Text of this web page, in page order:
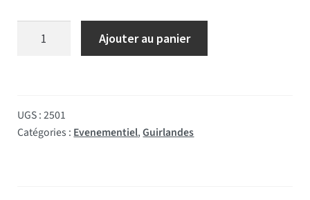
quantité de Guirlande plastifié 24 pays divers 10 metres
Ajouter au panier
UGS :2501
Catégories : Evenementiel,Guirlandes